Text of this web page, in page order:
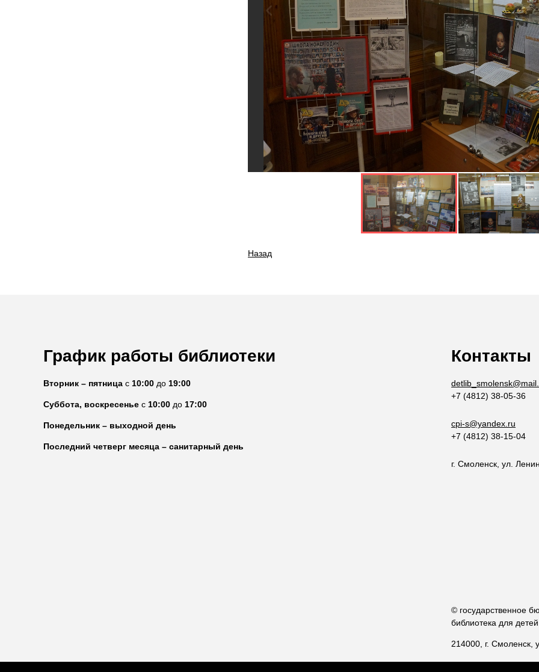
Назад
Контакты
+7 (4812) 38-05-36
cpi-s@yandex.ru
+7 (4812) 38-15-04
г. Смоленск, ул.
График работы библиотеки
Вторник – пятница с 10:00 до 19:00
Суббота, воскресенье с 10:00 до 17:00
Понедельник – выходной день
Последний четверг месяца – санитарный день
© государственное
библиотека для
214000, г. Смоленск,